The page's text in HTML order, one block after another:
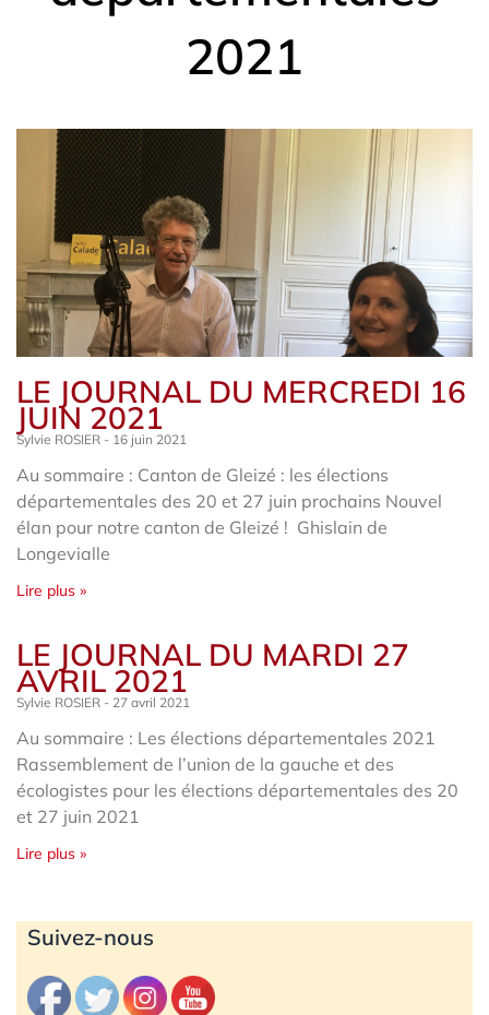
2021
LE JOURNAL DU MERCREDI 16
JUIN 2021
Sylvie ROSIER 16 juin 2021
Au sommaire : Canton de Gleizé : les élections
départementales des 20 et 27 juin prochains Nouvel
élan pour notre canton de Gleizé ! Ghislain de
Longevialle
Lire plus »
LE JOURNAL DU MARDI 27
AVRIL 2021
Sylvie ROSIER 27 avril 2021
Au sommaire : Les élections départementales 2021
Rassemblement de l’union de la gauche et des
écologistes pour les élections départementales des 20
et 27 juin 2021
Lire plus »
Suivez-nous
Archives